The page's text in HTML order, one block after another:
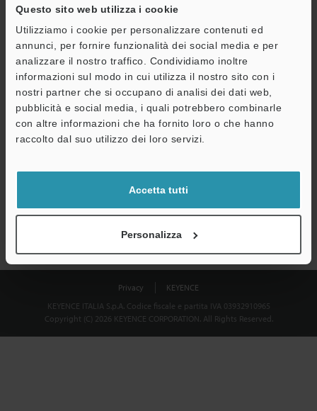
Questo sito web utilizza i cookie
Utilizziamo i cookie per personalizzare contenuti ed
annunci, per fornire funzionalità dei social media e per
analizzare il nostro traffico. Condividiamo inoltre
informazioni sul modo in cui utilizza il nostro sito con i
nostri partner che si occupano di analisi dei dati web,
pubblicità e social media, i quali potrebbero combinarle
con altre informazioni che ha fornito loro o che hanno
raccolto dal suo utilizzo dei loro servizi.
Accetta tutti
Personalizza
Indirizzo e-mail (obbligatorio)
Download
Dichiarazione sulla privacy
Privacy
KEYENCE
KEYENCE ITALIA S.p.A. Codice fiscale e partita IVA 03932910965
Copyright (C) 2026 KEYENCE CORPORATION. All Rights Reserved.